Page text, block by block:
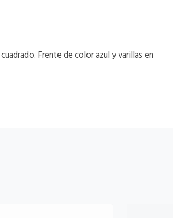
Frente de color azul y varillas en